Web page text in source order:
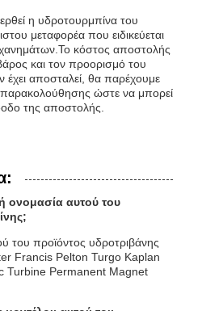
η υδροτουρμπίνα του
μεταφορέα που ειδικεύεται
κόστος αποστολής
και τον προορισμό του
έχει αποσταλεί, θα παρέχουμε
ώστε να μπορεί
της αποστολής.
ονομασία αυτού του
του προϊόντος υδροτριβάνης
Francis Pelton Turgo Kaplan
Turbine Permanent Magnet